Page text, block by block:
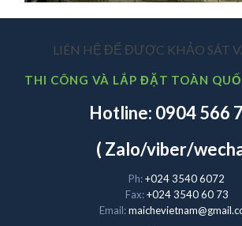
LIÊN HỆ ĐỂ ĐƯỢC KHẢO SÁT
THI CÔNG VÀ LẮP ĐẶT TOÀN
Hotline: 0904 566
( Zalo/viber/
Ph:+024 3540 6072
Fax:+024 3540 60 73
Email: